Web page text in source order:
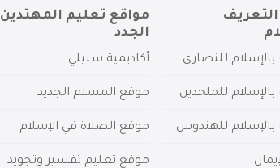
بالإسلام للنصارى
للملحدين
بالإسلام للهندوس
مواقع تعليم المهتدين
الجدد
أكاديمية سبيلي
موقع المسلم الجديد
موقع الصلاة في الإسلام
موقع تعليم تفسير وتجويد